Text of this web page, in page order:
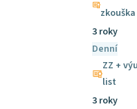
zkouška
3 roky
Denní
ZZ +
list
3 roky